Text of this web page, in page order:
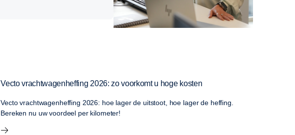
Vecto vrachtwagenheffing 2026: zo voorkomt u hoge kosten
Vecto vrachtwagenheffing 2026: hoe lager de uitstoot, hoe lager de heffing.
Bereken nu uw voordeel per kilometer!